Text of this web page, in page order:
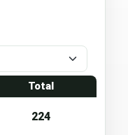
Total
224